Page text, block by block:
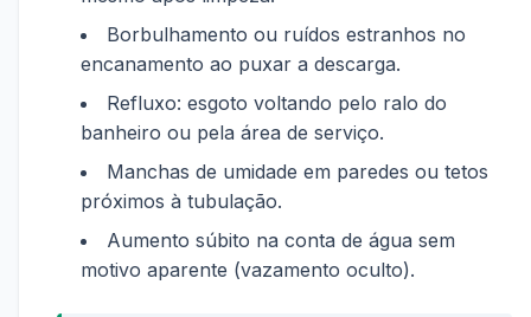
Borbulhamento ou ruídos estranhos no
encanamento ao puxar a descarga.
Refluxo: esgoto voltando pelo ralo do
banheiro ou pela área de serviço.
Manchas de umidade em paredes ou tetos
próximos à tubulação.
Aumento súbito na conta de água sem
motivo aparente (vazamento oculto).